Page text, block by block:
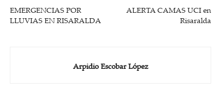
EMERGENCIAS POR
LLUVIAS EN RISARALDA
ALERTA CAMAS UCI en
Risaralda
Arpidio Escobar López